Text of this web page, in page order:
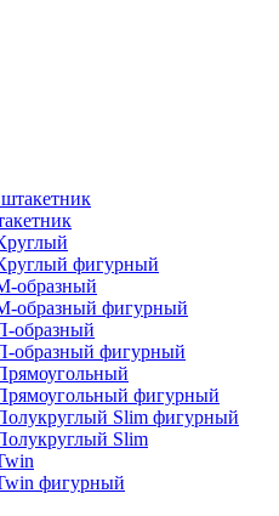
фигурный
образный
образный фигурный
образный
образный фигурный
фигурный
Slim фигурный
Slim
фигурный